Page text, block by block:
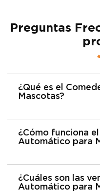
Preguntas
¿Qué es el
Mascotas?
¿Cómo funciona
Automático para
¿Cuáles son las
Automático para